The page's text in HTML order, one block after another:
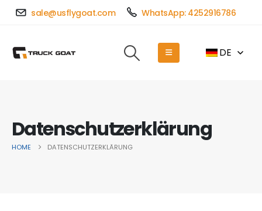
sale@usflygoat.com WhatsApp: 4252916786
DE
Datenschutzerklärung
HOME DATENSCHUTZERKLÄRUNG